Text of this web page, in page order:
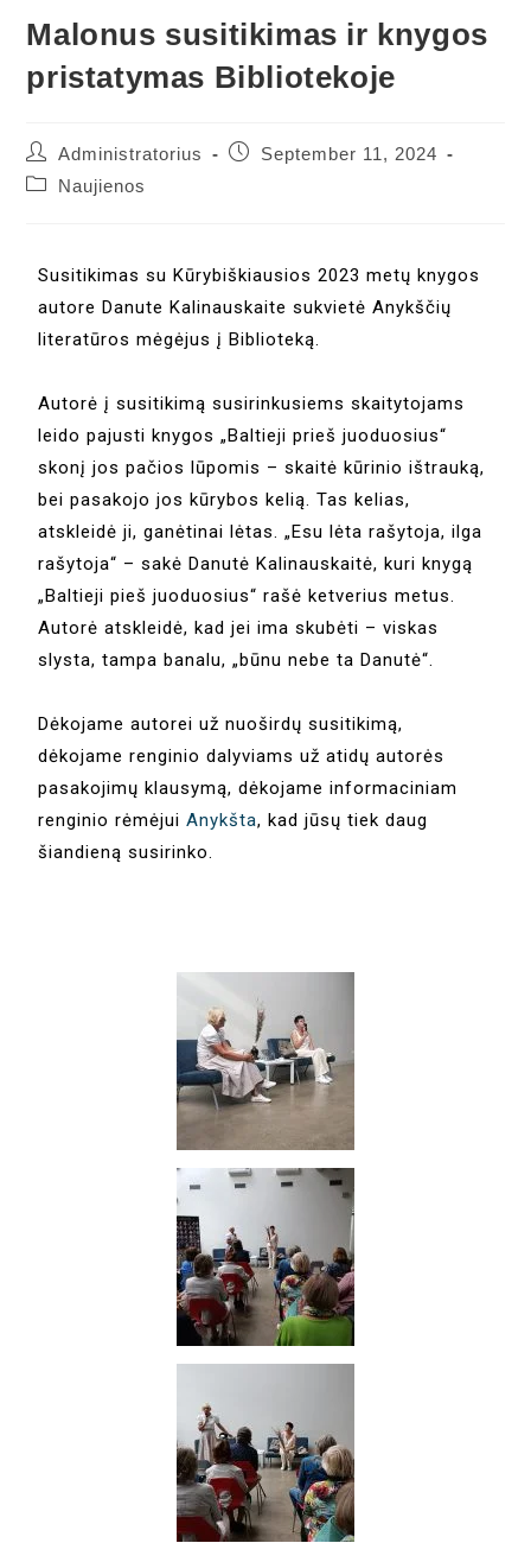
Malonus susitikimas ir knygos
pristatymas Bibliotekoje
Administratorius
September 11, 2024
Naujienos
Susitikimas su Kūrybiškiausios 2023 metų knygos
autore Danute Kalinauskaite sukvietė Anykščių
literatūros mėgėjus į Biblioteką.
Autorė į susitikimą susirinkusiems skaitytojams
leido pajusti knygos „Baltieji prieš juoduosius“
skonį jos pačios lūpomis – skaitė kūrinio ištrauką,
bei pasakojo jos kūrybos kelią. Tas kelias,
atskleidė ji, ganėtinai lėtas. „Esu lėta rašytoja, ilga
rašytoja“ – sakė Danutė Kalinauskaitė, kuri knygą
„Baltieji pieš juoduosius“ rašė ketverius metus.
Autorė atskleidė, kad jei ima skubėti – viskas
slysta, tampa banalu, „būnu nebe ta Danutė“.
Dėkojame autorei už nuoširdų susitikimą,
dėkojame renginio dalyviams už atidų autorės
pasakojimų klausymą, dėkojame informaciniam
renginio rėmėjuiAnykšta, kad jūsų tiek daug
šiandieną susirinko.